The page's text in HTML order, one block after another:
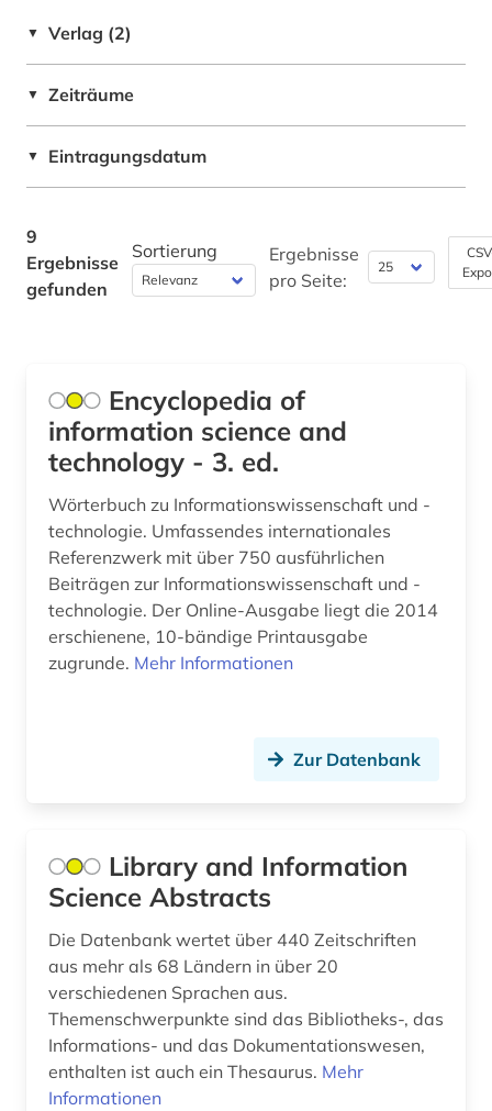
▼ Verlag (2)
▼ Zeiträume
▼ Eintragungsdatum
9
Ergebnisse
gefunden
Sortierung
Ergebnisse
pro Seite:
Encyclopedia of
information science and
technology - 3. ed.
Wörterbuch zu Informationswissenschaft und -
technologie. Umfassendes internationales
Referenzwerk mit über 750 ausführlichen
Beiträgen zur Informationswissenschaft und -
technologie. Der Online-Ausgabe liegt die 2014
erschienene, 10-bändige Printausgabe
zugrunde. Mehr Informationen
Zur Datenbank
Library and Information
Science Abstracts
Die Datenbank wertet über 440 Zeitschriften
aus mehr als 68 Ländern in über 20
verschiedenen Sprachen aus.
Themenschwerpunkte sind das Bibliotheks-, das
Informations- und das Dokumentationswesen,
enthalten ist auch ein Thesaurus. Mehr
Informationen